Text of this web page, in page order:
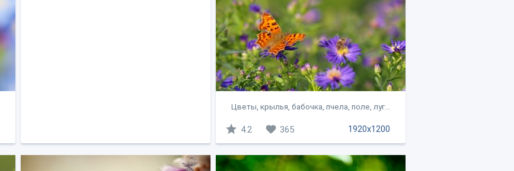
Цветы, крылья, бабочка, пчела, поле, луг...
1920x1200
4.2 365